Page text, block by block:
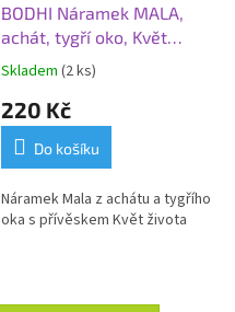
BODHI Náramek MALA,
achát, tygří oko, Květ
života
Skladem (2 ks)
220 Kč
Do košíku
Náramek Mala z achátu a tygřího
oka s přívěskem Květ života